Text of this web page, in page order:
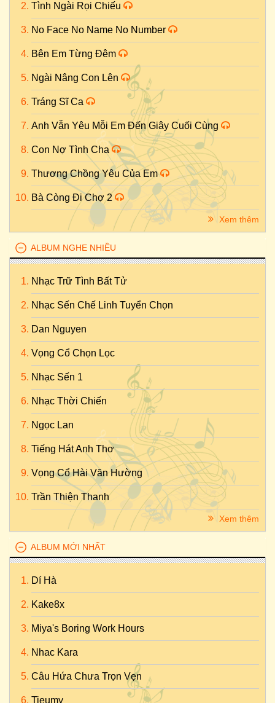
Tình Ngài Rọi Chiếu
No Face No Name No Number
Bên Em Từng Đêm
Ngài Nâng Con Lên
Tráng Sĩ Ca
Anh Vẫn Yêu Mỗi Em Đến Giây Cuối Cùng
Con Nợ Tình Cha
Thương Chồng Yêu Của Em
Bà Còng Đi Chợ 2
Xem thêm
ALBUM NGHE NHIỀU
Nhạc Trữ Tình Bất Tử
Nhạc Sến Chế Linh Tuyển Chọn
Dan Nguyen
Vọng Cổ Chọn Lọc
Nhạc Sến 1
Nhạc Thời Chiến
Ngọc Lan
Tiếng Hát Anh Thơ
Vọng Cổ Hài Văn Hường
Trần Thiện Thanh
Xem thêm
ALBUM MỚI NHẤT
Dí Hà
Kake8x
Miya's Boring Work Hours
Nhac Kara
Câu Hứa Chưa Trọn Vẹn
Tieumy